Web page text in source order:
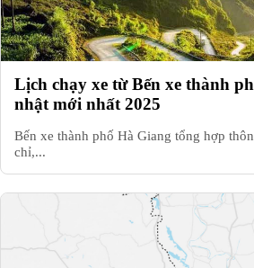
Lịch chạy xe từ Bến xe thành
nhật mới nhất 2025
Bến xe thành phố Hà Giang tổng hợp
chỉ,...